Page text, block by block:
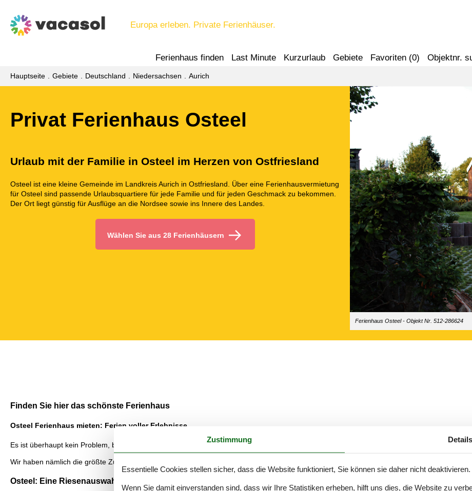
Europa erleben. Private Ferienhäuser.
Ferienhaus finden Last Minute Kurzurlaub Gebiete Favoriten (0) Objektnr.
Hauptseite Gebiete Deutschland Niedersachsen Aurich
Privat Ferienhaus Osteel
Urlaub mit der Familie in Osteel im Herzen von Ostfriesland
Osteel ist eine kleine Gemeinde im Landkreis Aurich in Ostfriesland. Über eine Ferienhausvermietung
für Osteel sind passende Urlaubsquartiere für jede Familie und für jeden Geschmack zu bekommen.
Der Ort liegt günstig für Ausflüge an die Nordsee sowie ins Innere des Landes.
Wählen Sie aus 28 Ferienhäusern
Ferienhaus Osteel - Objekt Nr. 512-286624
Finden Sie hier das schönste Ferienhaus
Osteel Ferienhaus mieten: Ferien voller Erlebnisse
Es ist überhaupt kein Problem, bei Vacasol das richtige Ferienhaus Osteel zu finden.
Wir haben nämlich die größte Zusammenstellung Ferienhäuser Osteel an einer Stelle gesammelt.
Osteel: Eine Riesenauswahl
Zustimmung Details
Essentielle Cookies stellen sicher, dass die Website funktioniert, Sie können sie daher nicht deaktivieren.
Wenn Sie damit einverstanden sind, dass wir Ihre Statistiken erheben, hilft uns dies, die Website zu